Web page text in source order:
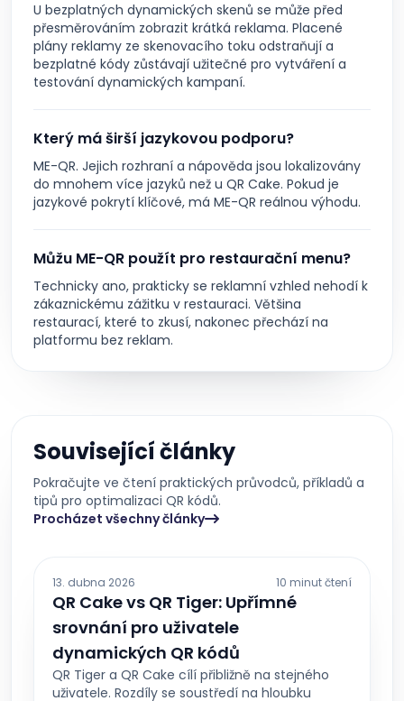
U bezplatných dynamických skenů se může před
přesměrováním zobrazit krátká reklama. Placené
plány reklamy ze skenovacího toku odstraňují a
bezplatné kódy zůstávají užitečné pro vytváření a
testování dynamických kampaní.
Který má širší jazykovou podporu?
ME-QR. Jejich rozhraní a nápověda jsou lokalizovány
do mnohem více jazyků než u QR Cake. Pokud je
jazykové pokrytí klíčové, má ME-QR reálnou výhodu.
Můžu ME-QR použít pro restaurační menu?
Technicky ano, prakticky se reklamní vzhled nehodí k
zákaznickému zážitku v restauraci. Většina
restaurací, které to zkusí, nakonec přechází na
platformu bez reklam.
Související články
Pokračujte ve čtení praktických průvodců, příkladů a
tipů pro optimalizaci QR kódů.
Procházet všechny články
13. dubna 2026 10 minut čtení
QR Cake vs QR Tiger: Upřímné
srovnání pro uživatele
dynamických QR kódů
QR Tiger a QR Cake cílí přibližně na stejného
uživatele. Rozdíly se soustředí na hloubku